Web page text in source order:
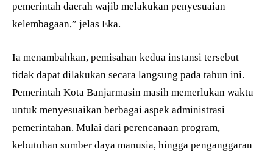
pemerintah daerah wajib melakukan penyesuaian
kelembagaan,” jelas Eka.
Ia menambahkan, pemisahan kedua instansi tersebut
tidak dapat dilakukan secara langsung pada tahun ini.
Pemerintah Kota Banjarmasin masih memerlukan waktu
untuk menyesuaikan berbagai aspek administrasi
pemerintahan. Mulai dari perencanaan program,
kebutuhan sumber daya manusia, hingga penganggaran